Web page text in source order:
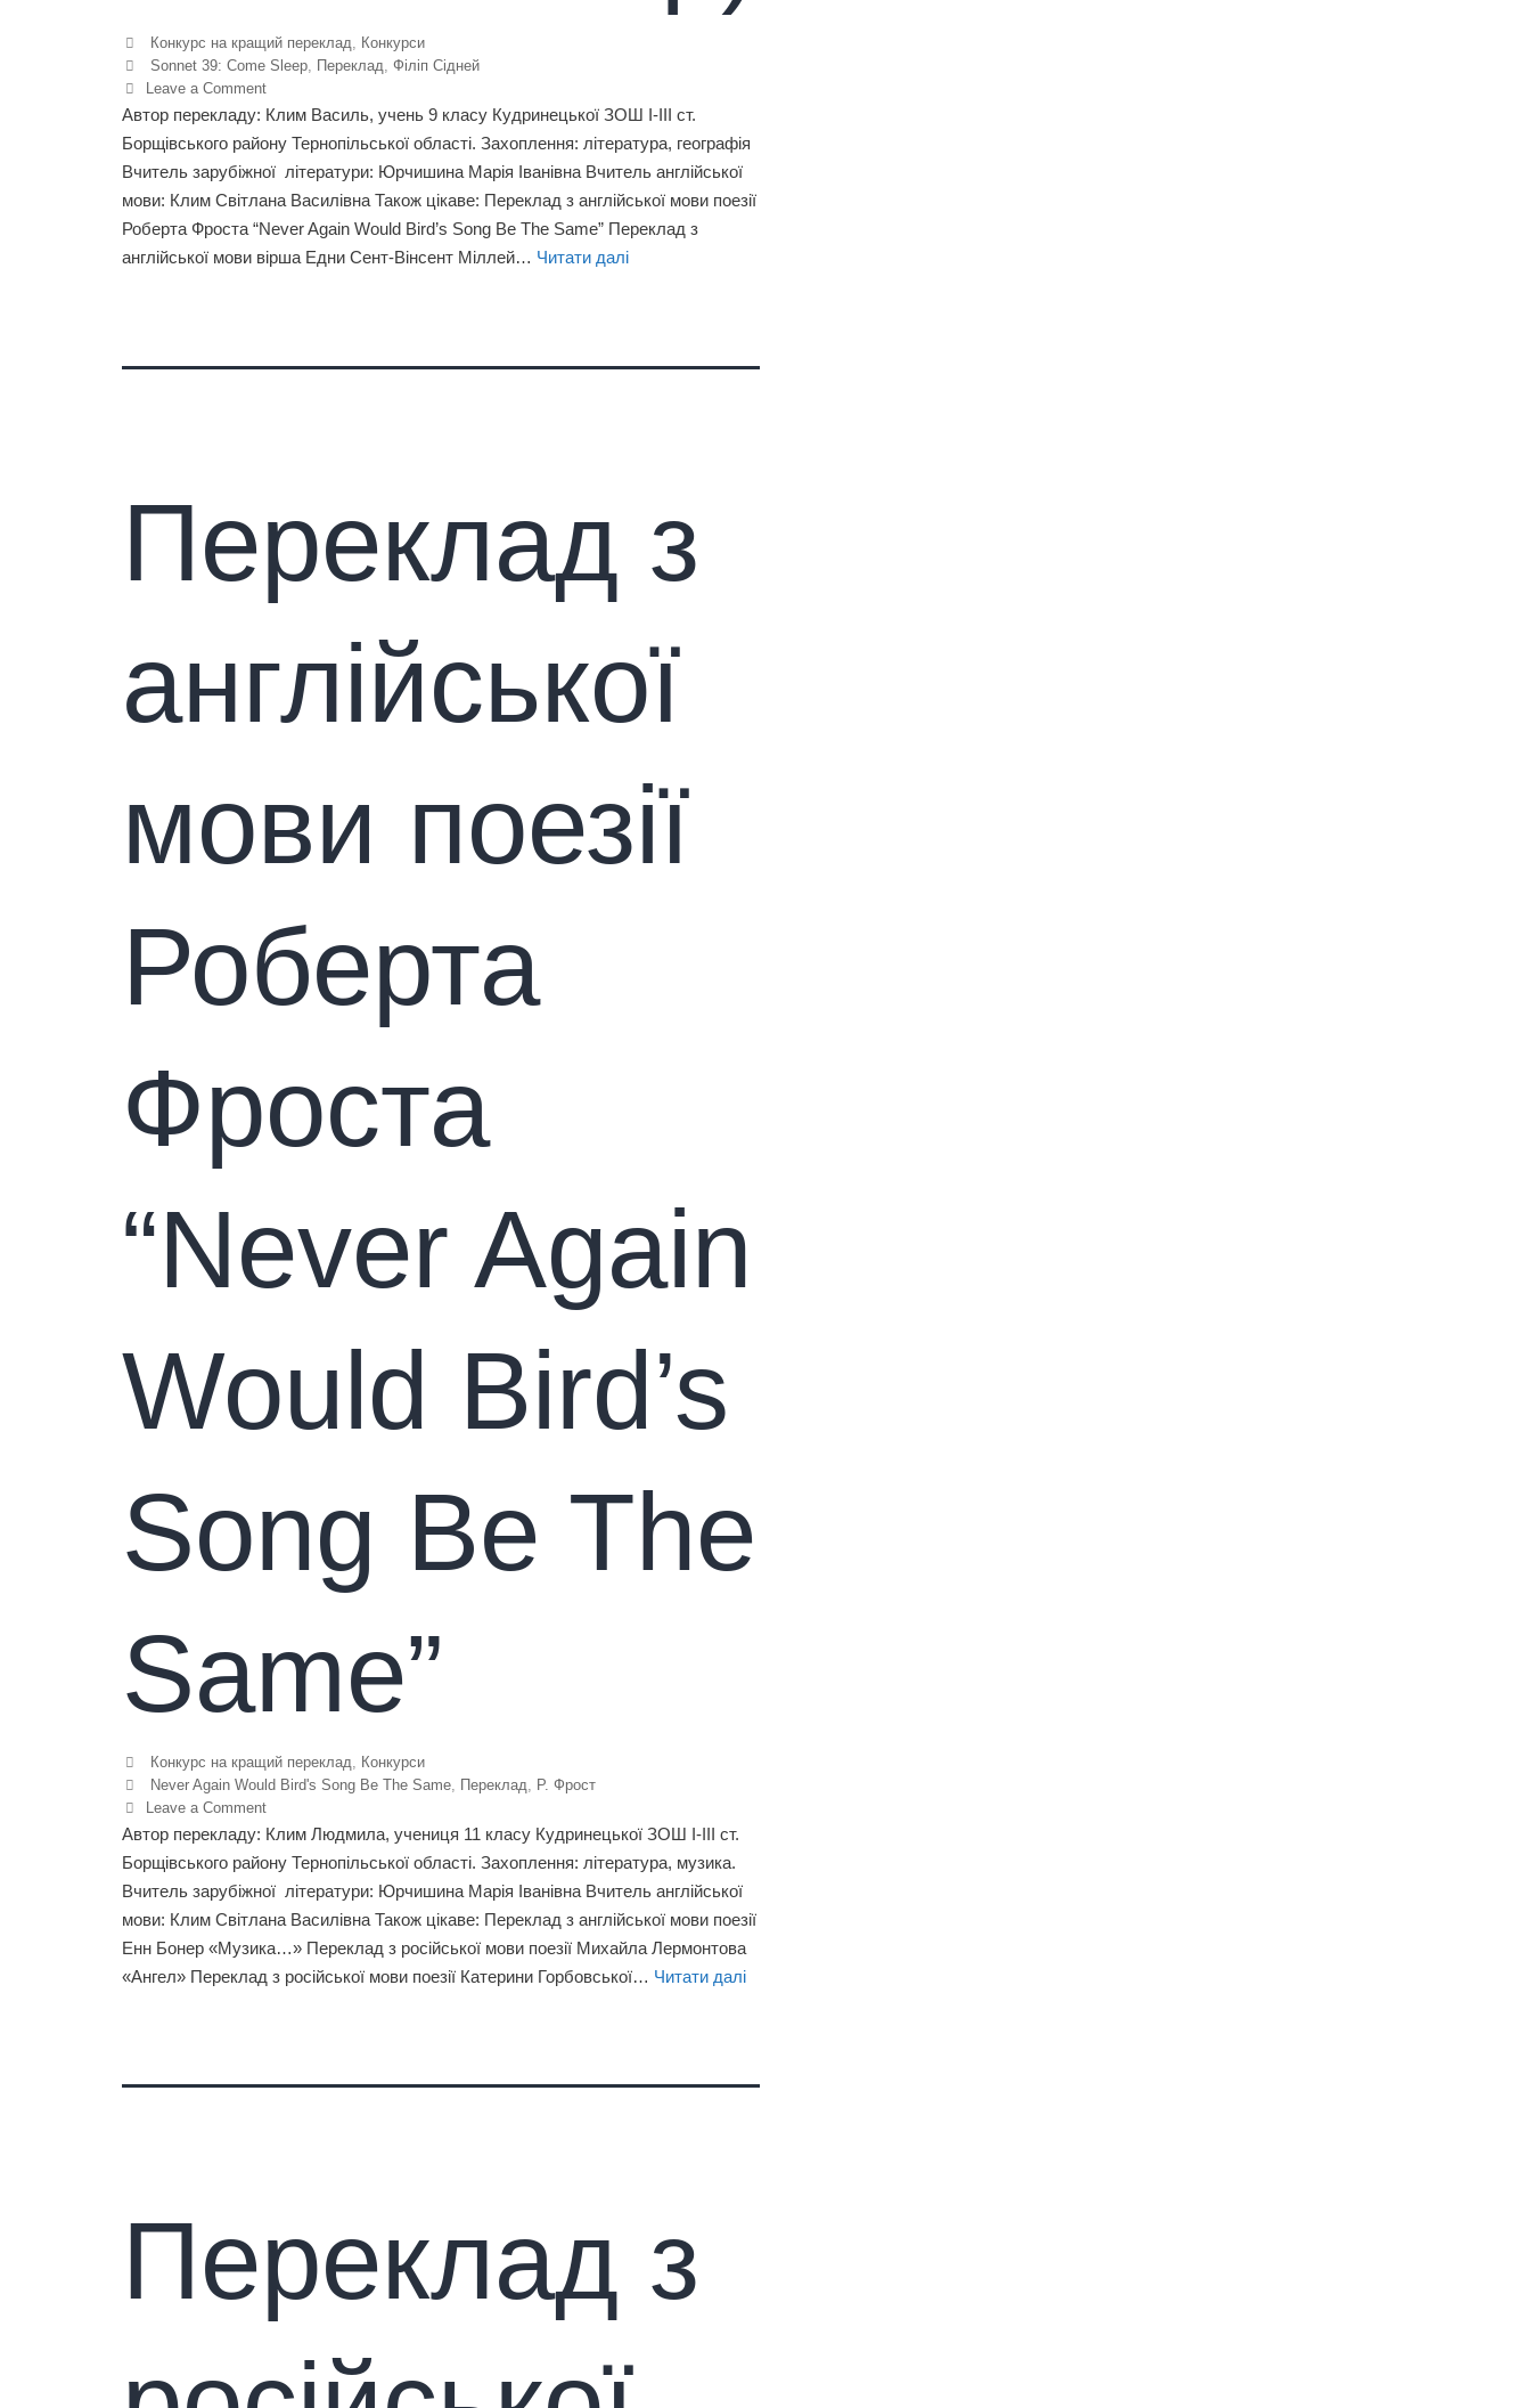
Конкурс на кращий переклад, Конкурси
Sonnet 39: Come Sleep, Переклад, Філіп Сідней
Leave a Comment
Автор перекладу: Клим Василь, учень 9 класу Кудринецької ЗОШ І-ІІІ ст.
Борщівського району Тернопільської області. Захоплення: література, географія
Вчитель зарубіжної літератури: Юрчишина Марія Іванівна Вчитель англійської
мови: Клим Світлана Василівна Також цікаве: Переклад з англійської мови поезії
Роберта Фроста “Never Again Would Bird’s Song Be The Same” Переклад з
англійської мови вірша Едни Сент-Вінсент Міллей… Читати далі
Переклад з
англійської
мови поезії
Роберта
Фроста
“Never Again
Would Bird’s
Song Be The
Same”
Конкурс на кращий переклад
Конкурси
Never Again Would Bird's Song Be The Same, Переклад
Р. Фрост
Leave a Comment
Автор перекладу: Клим Людмила, учениця 11 класу Кудринецької ЗОШ І-ІІІ ст.
Борщівського району Тернопільської області. Захоплення: література, музика.
Вчитель зарубіжної літератури: Юрчишина Марія Іванівна Вчитель англійської
мови: Клим Світлана Василівна Також цікаве: Переклад з англійської мови поезії
Енн Бонер «Музика…» Переклад з російської мови поезії Михайла Лермонтова
«Ангел» Переклад з російської мови поезії Катерини Горбовської… Читати далі
Переклад з